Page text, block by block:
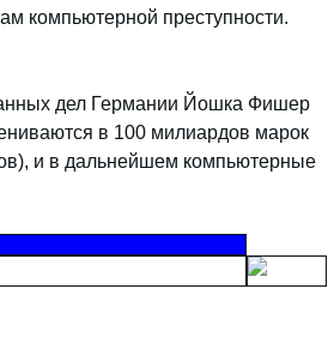
компьютерной преступности.
дел Германии Йошка Фишер
в 100 милиардов марок
и в дальнейшем компьютерные